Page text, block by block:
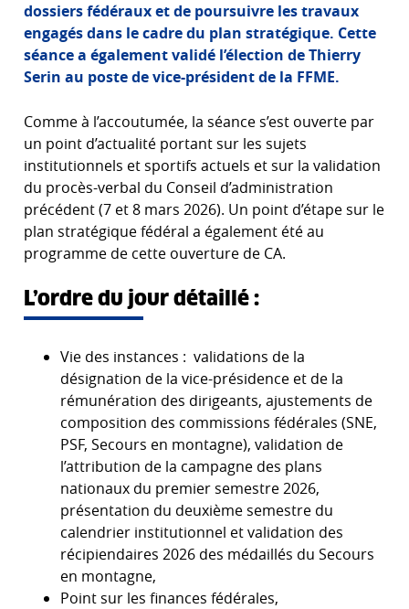
dossiers fédéraux et de poursuivre les travaux
engagés dans le cadre du plan stratégique. Cette
séance a également validé l’élection de Thierry
Serin au poste de vice-président de la FFME.
Comme à l’accoutumée, la séance s’est ouverte par
un point d’actualité portant sur les sujets
institutionnels et sportifs actuels et sur la validation
du procès-verbal du Conseil d’administration
précédent (7 et 8 mars 2026). Un point d’étape sur le
plan stratégique fédéral a également été au
programme de cette ouverture de CA.
L’ordre du jour détaillé :
Vie des instances : validations de la
désignation de la vice-présidence et de la
rémunération des dirigeants, ajustements de
composition des commissions fédérales (SNE,
PSF, Secours en montagne), validation de
l’attribution de la campagne des plans
nationaux du premier semestre 2026,
présentation du deuxième semestre du
calendrier institutionnel et validation des
récipiendaires 2026 des médaillés du Secours
en montagne,
Point sur les finances fédérales,